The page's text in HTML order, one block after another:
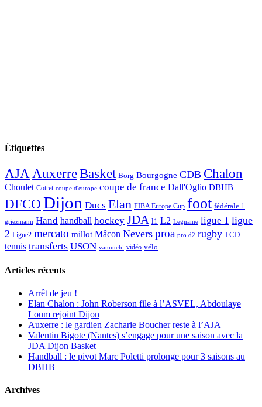
Étiquettes
AJAAuxerreBasket Borg Bourgogne CDB Chalon
Choulet Cotret coupe d'europe coupe de france Dall'Oglio DBHB
DFCODijon Ducs Elan FIBA Europe Cup foot fédérale 1
griezmann Hand handball hockey JDA l1 L2 Legname ligue 1 ligue
2 Ligue2 mercato millot Mâcon Nevers proa pro d2 rugby TCD
tennis transferts USON vannuchi vidéo vélo
Articles récents
Arrêt de jeu !
Elan Chalon : John Roberson file à l’ASVEL, Abdoulaye
Loum rejoint Dijon
Auxerre : le gardien Zacharie Boucher reste à l’AJA
Valentin Bigote (Nantes) s’engage pour une saison avec la
JDA Dijon Basket
Handball : le pivot Marc Poletti prolonge pour 3 saisons au
DBHB
Archives